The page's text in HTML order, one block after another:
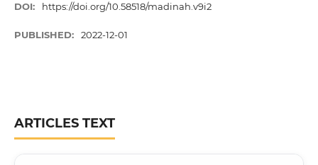
DOI: https://doi.org/10.58518/madinah.v9i2
PUBLISHED: 2022-12-01
ARTICLES TEXT